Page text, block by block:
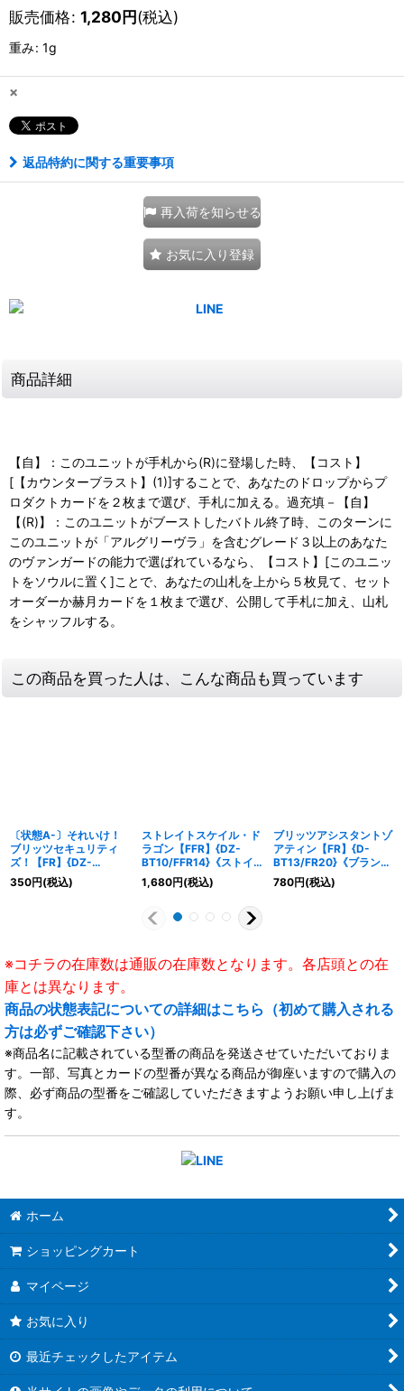
販売価格: 1,280円(税込)
重み: 1g
×
返品特約に関する重要事項
再入荷を知らせる
お気に入り登録
商品詳細
【自】：このユニットが手札から(R)に登場した時、【コスト】
[【カウンターブラスト】(1)]することで、あなたのドロップからプ
ロダクトカードを２枚まで選び、手札に加える。過充填－【自】
【(R)】：このユニットがブーストしたバトル終了時、このターンに
このユニットが「アルグリーヴラ」を含むグレード３以上のあなた
のヴァンガードの能力で選ばれているなら、【コスト】[このユニッ
トをソウルに置く]ことで、あなたの山札を上から５枚見て、セット
オーダーか赫月カードを１枚まで選び、公開して手札に加え、山札
をシャッフルする。
この商品を買った人は、こんな商品も買っています
〔状態A-〕それいけ！
ブリッツセキュリティ
ズ！【FR】{DZ-
BT15/FR21}《ブラント
ゲート》
350円(税込)
ストレイトスケイル・ド
ラゴン【FFR】{DZ-
BT10/FFR14}《ストイ
ケイア》
1,680円(税込)
ブリッツアシスタントゾ
アティン【FR】{D-
BT13/FR20}《ブラント
ゲート》
780円(税込)
※コチラの在庫数は通販の在庫数となります。各店頭との在
庫とは異なります。
商品の状態表記についての詳細はこちら（初めて購入される
方は必ずご確認下さい）
※商品名に記載されている型番の商品を発送させていただいておりま
す。一部、写真とカードの型番が異なる商品が御座いますので購入の
際、必ず商品の型番をご確認していただきますようお願い申し上げま
す。
ホーム
ショッピングカート
マイページ
お気に入り
最近チェックしたアイテム